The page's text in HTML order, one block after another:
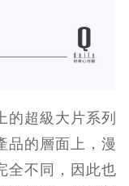
的超級大片系列
品的層面上，漫
全不同，因此也